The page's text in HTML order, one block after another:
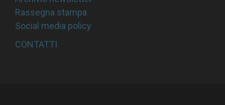
Rassegna stampa
Social media policy
CONTATTI